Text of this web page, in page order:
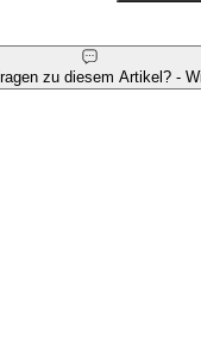
zu diesem Artikel? -